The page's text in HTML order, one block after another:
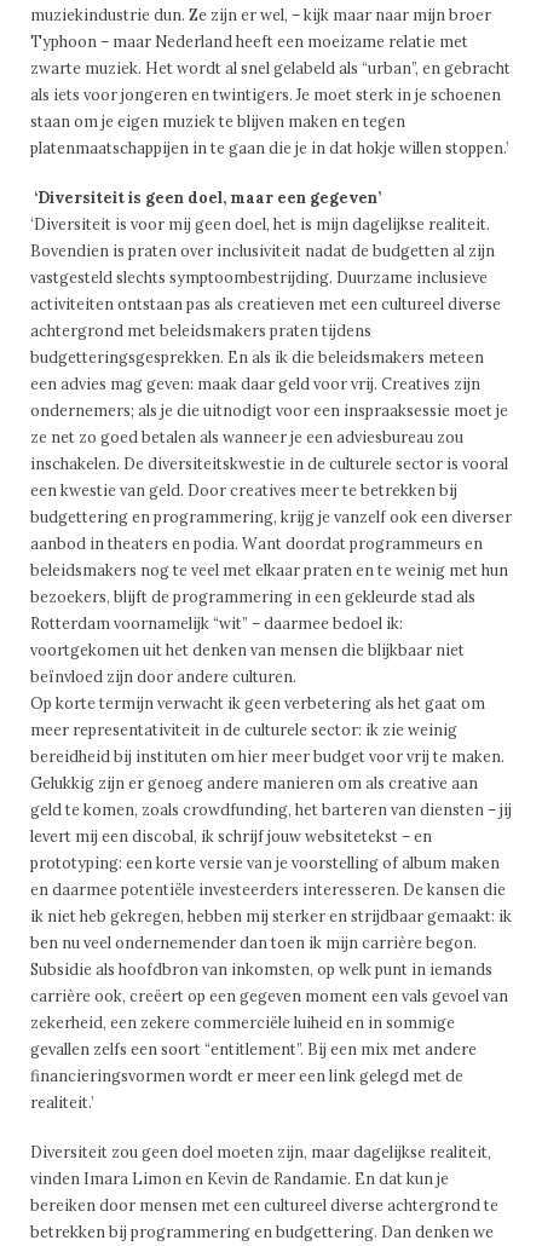
muziekindustrie dun. Ze zijn er wel, – kijk maar naar mijn broer
Typhoon – maar Nederland heeft een moeizame relatie met
zwarte muziek. Het wordt al snel gelabeld als “urban”, en gebracht
als iets voor jongeren en twintigers. Je moet sterk in je schoenen
staan om je eigen muziek te blijven maken en tegen
platenmaatschappijen in te gaan die je in dat hokje willen stoppen.’
‘Diversiteit is geen doel, maar een gegeven’
‘Diversiteit is voor mij geen doel, het is mijn dagelijkse realiteit.
Bovendien is praten over inclusiviteit nadat de budgetten al zijn
vastgesteld slechts symptoombestrijding. Duurzame inclusieve
activiteiten ontstaan pas als creatieven met een cultureel diverse
achtergrond met beleidsmakers praten tijdens
budgetteringsgesprekken. En als ik die beleidsmakers meteen
een advies mag geven: maak daar geld voor vrij. Creatives zijn
ondernemers; als je die uitnodigt voor een inspraaksessie moet je
ze net zo goed betalen als wanneer je een adviesbureau zou
inschakelen. De diversiteitskwestie in de culturele sector is vooral
een kwestie van geld. Door creatives meer te betrekken bij
budgettering en programmering, krijg je vanzelf ook een diverser
aanbod in theaters en podia. Want doordat programmeurs en
beleidsmakers nog te veel met elkaar praten en te weinig met hun
bezoekers, blijft de programmering in een gekleurde stad als
Rotterdam voornamelijk “wit” – daarmee bedoel ik:
voortgekomen uit het denken van mensen die blijkbaar niet
beïnvloed zijn door andere culturen.
Op korte termijn verwacht ik geen verbetering als het gaat om
meer representativiteit in de culturele sector: ik zie weinig
bereidheid bij instituten om hier meer budget voor vrij te maken.
Gelukkig zijn er genoeg andere manieren om als creative aan
geld te komen, zoals crowdfunding, het barteren van diensten – jij
levert mij een discobal, ik schrijf jouw websitetekst – en
prototyping: een korte versie van je voorstelling of album maken
en daarmee potentiële investeerders interesseren. De kansen die
ik niet heb gekregen, hebben mij sterker en strijdbaar gemaakt: ik
ben nu veel ondernemender dan toen ik mijn carrière begon.
Subsidie als hoofdbron van inkomsten, op welk punt in iemands
carrière ook, creëert op een gegeven moment een vals gevoel van
zekerheid, een zekere commerciële luiheid en in sommige
gevallen zelfs een soort “entitlement”. Bij een mix met andere
financieringsvormen wordt er meer een link gelegd met de
realiteit.’
Diversiteit zou geen doel moeten zijn, maar dagelijkse realiteit,
vinden Imara Limon en Kevin de Randamie. En dat kun je
bereiken door mensen met een cultureel diverse achtergrond te
betrekken bij programmering en budgettering. Dan denken we